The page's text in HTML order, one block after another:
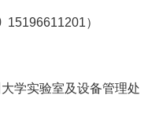
）
大学实验室及设备管理处